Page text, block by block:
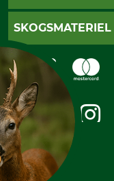
Köpvillkor - 2025-06-
Dataskydd
Integritetspolicy
Ångerrätt
Ångerrätt för din
Reklamationer
Frakter
Klarna
Faktura
Swish
Om oss
GRUBE-Gruppen
Företagsuppgifter
Karriär
Vår personal
Varumärken
Mässor
Instagram TOS
*Alla priser